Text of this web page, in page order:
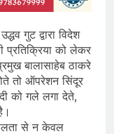
गुट द्वारा विदेश
प्रतिक्रिया को लेकर
बालासाहेब ठाकरे
तो ऑपरेशन सिंदूर
को गले लगा देते,
से न केवल